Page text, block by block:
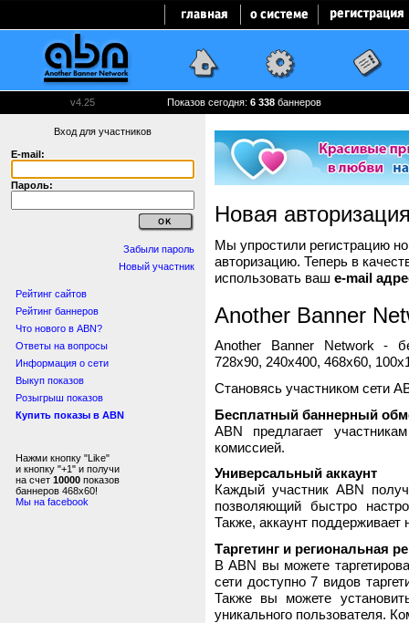
v4.25 Показов сегодня: 6 338 баннеров
Вход для участников
E-mail:
Пароль:
Забыли пароль
Новый участник
Рейтинг сайтов
Рейтинг баннеров
Что нового в ABN?
Ответы на вопросы
Информация о сети
Выкуп показов
Розыгрыш показов
Купить показы в ABN
Нажми кнопку "Like"
и кнопку "+1" и получи
на счет 10000 показов
баннеров 468x60!
Мы на facebook
Новая
Мы упростили регистрацию
авторизацию. Теперь в
использовать ваш e-mail
Another Banner
Another Banner Network -
728x90, 240x400, 468x60,
Становясь участником сети
Бесплатный баннерный
ABN предлагает
комиссией.
Универсальный аккаунт
Каждый участник ABN
позволяющий быстро
Также, аккаунт поддерживает
Таргетинг и региональная
В ABN вы можете
сети доступно 7 видов
Также вы можете
уникального пользователя.